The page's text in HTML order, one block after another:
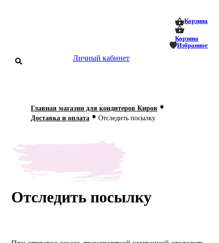
Корзина
Корзина
Избранное
Личный кабинет
Статьи
О нас
Главная магазин для кондитеров Киров •
Доставка и оплата • Отследить посылку
Отследить посылку